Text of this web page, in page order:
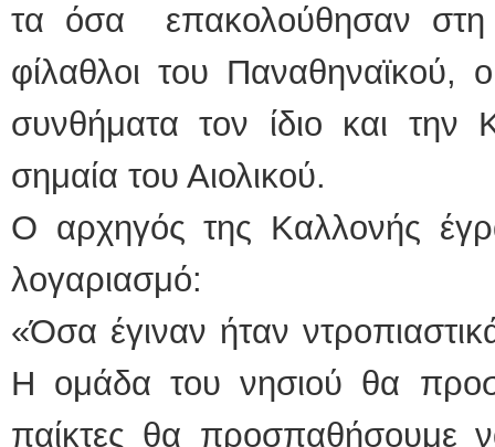
τα όσα επακολούθησαν στη
φίλαθλοι του Παναθηναϊκού,
συνθήματα τον ίδιο και
σημαία του Αιολικού.
Ο αρχηγός της Καλλονής
λογαριασμό:
«Όσα έγιναν ήταν
Η ομάδα του νησιού θα
παίκτες θα προσπαθήσουμε